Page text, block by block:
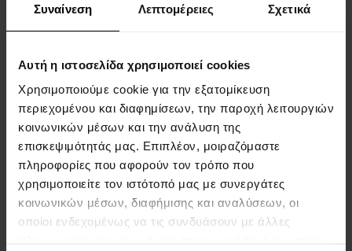
Συναίνεση Λεπτομέρειες Σχετικά
Αυτή η ιστοσελίδα χρησιμοποιεί cookies
Χρησιμοποιούμε cookie για την εξατομίκευση
περιεχομένου και διαφημίσεων, την παροχή λειτουργιών
κοινωνικών μέσων και την ανάλυση της
επισκεψιμότητάς μας. Επιπλέον, μοιραζόμαστε
πληροφορίες που αφορούν τον τρόπο που
χρησιμοποιείτε τον ιστότοπό μας με συνεργάτες
κοινωνικών μέσων, διαφήμισης και αναλύσεων, οι
οποίοι ενδεχομένως να τις συνδυάσουν με άλλες
467,00 €
Versace VE5A01521 V-Circle
Mens Watch 42mm 5ATM
ΡΟΛΟΓΙΑ - Άνδρες
Η αποστολή θα γίνει στις
Versace VE2C00221 Univers
Mens Watch 43mm 5ATM
ΡΟΛΟΓΙΑ - Άνδρες
Η αποστολή θα γίνει στις